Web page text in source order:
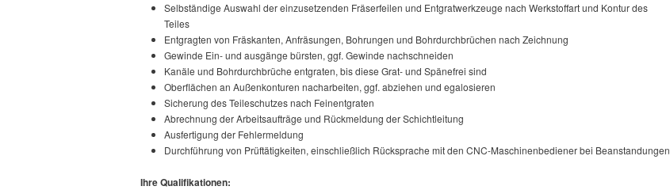
Selbständige Auswahl der einzusetzenden Fräserfeilen und Entgratwerkzeuge nach Werkstoffart und Kontur des
Teiles
Entgragten von Fräskanten, Anfräsungen, Bohrungen und Bohrdurchbrüchen nach Zeichnung
Gewinde Ein- und ausgänge bürsten, ggf. Gewinde nachschneiden
Kanäle und Bohrdurchbrüche entgraten, bis diese Grat- und Spänefrei sind
Oberflächen an Außenkonturen nacharbeiten, ggf. abziehen und egalosieren
Sicherung des Teileschutzes nach Feinentgraten
Abrechnung der Arbeitsaufträge und Rückmeldung der Schichtleitung
Ausfertigung der Fehlermeldung
Durchführung von Prüftätigkeiten, einschließlich Rücksprache mit den CNC-Maschinenbediener bei Beanstandungen
Ihre Qualifikationen: